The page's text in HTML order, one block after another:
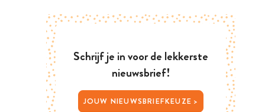
Schrijf je in voor de lekkerste
nieuwsbrief!
JOUW NIEUWSBRIEFKEUZE >